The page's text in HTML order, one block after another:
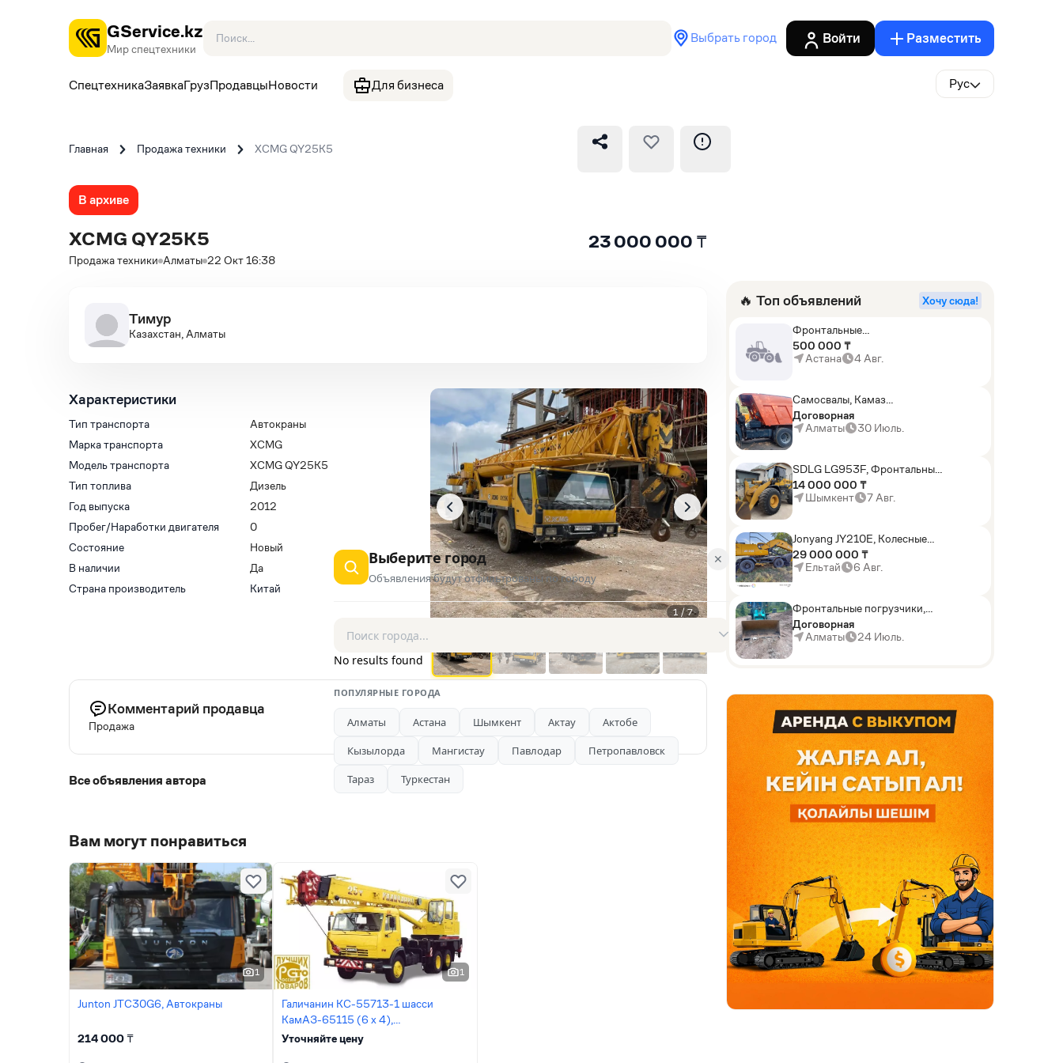
GService.kz
Мир спецтехники
Выбрать город Войти Разместить
СпецтехникаЗаявкаГрузПродавцыНовости Для бизнеса Рус
Главная Продажа техники XCMG QY25K5
В архиве
XCMG QY25K5
Продажа техники Алматы 22 Окт 16:38
23 000 000 ₸
Тимур
Казахстан, Алматы
Характеристики
Тип транспорта
Автокраны
Марка транспорта
XCMG
Модель транспорта
XCMG QY25K5
Тип топлива
Дизель
Год выпуска
2012
Пробег/Наработки двигателя
0
Состояние
Новый
В наличии
Да
Страна производитель
Китай
1 / 7
AD
Комментарий продавца
Продажа
Все объявления автора
Вам могут понравиться
1
Junton JTC30G6, Автокраны
214 000₸
1
Галичанин KC-55713-1 шасси
КамАЗ-65115 (6 х 4),
Автокраны
Уточняйте цену
🔥 Топ объявлений Хочу сюда!
Фронтальные
погрузчики,Экскаваторы-
погрузчики,Мини-
погрузчики,Горные
500 000 ₸
Астана
4 Авг.
Самосвалы, Камаз
АГП-29РТ (шасси
KАМАЗ-43114 6x6)
Договорная
Алматы
30 Июль.
SDLG LG953F, Фронтальные
погрузчики
14 000 000 ₸
Шымкент
7 Авг.
Jonyang JY210E, Колесные
экскаваторы
29 000 000 ₸
Ельтай
6 Авг.
Фронтальные погрузчики,
Sunward ZYJ 320
Договорная
Алматы
24 Июль.
✕
Выберите город
Объявления будут отфильтрованы по городу
No results found
ПОПУЛЯРНЫЕ ГОРОДА
Алматы Астана Шымкент Актау
Актобе
Кызылорда
Мангистау Павлодар
Петропавловск
Тараз
Туркестан